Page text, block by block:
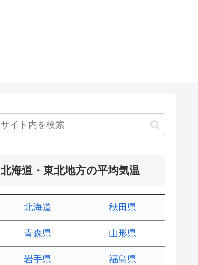
北海道・東北地方の平均気温
北海道 秋田県
青森県 山形県
岩手県 福島県